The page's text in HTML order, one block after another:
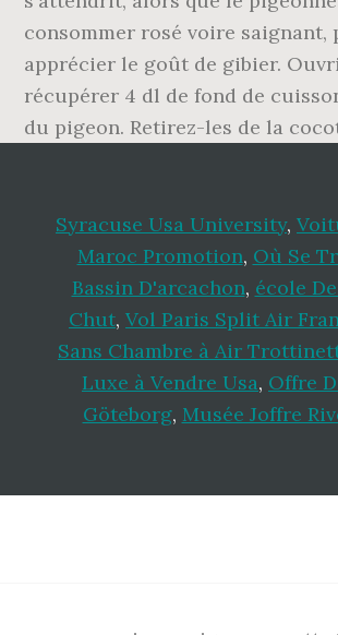
consommer rosé voire saignant,
apprécier le goût de gibier.
récupérer 4 dl de fond de
du pigeon. Retirez-les de la
Syracuse Usa University,
Maroc Promotion, Où Se
Bassin D'arcachon, école
Chut, Vol Paris Split Air
Sans Chambre à Air
Luxe à Vendre Usa, Offre
Göteborg, Musée Joffre